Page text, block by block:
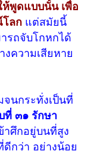
ห้พูดแบบนั้น เพื่อ
โลก แต่สมัยนี้
รถจับโกหกได้
ความเสียหาย
นกระทั่งเป็นที่
ที่ ๓๑ รักษา
าศึกอยู่บนที่สูง
กว่า อย่างน้อย